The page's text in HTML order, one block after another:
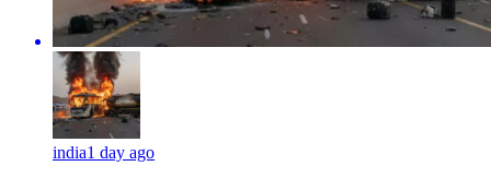
india1 day ago